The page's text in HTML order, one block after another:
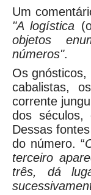
Um
"A logística
objetos
números".
Os
cabalistas,
corrente
dos séculos,
Dessas
do número. “
terceiro
três, dá